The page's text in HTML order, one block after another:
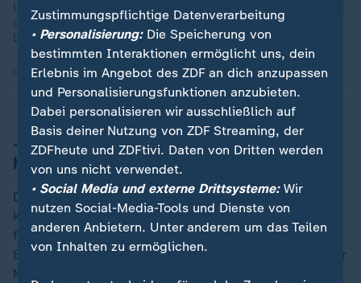
US-Präsident Donald Trump hat eine neue Sicherheitsstrategie
der USA vorgelegt, die im politischen Berlin für eine heftige
Debatte sorgt.
09.12.2025 | 2:32 min
... welche Fehler die Europäer gemacht
haben
Dass sich die USA geostrategisch neu ausrichten, sei
keine neue Idee von Trump, so Münkler. Schon sein
früherer Vorgänger Barack Obama sei 2011 zu der
Einsicht gekommen, dass die USA nicht länger zu einer
Machtposition im atlantischen und indopazifischen
Zustimmungspflichtige Datenverarbeitung
• Personalisierung:Die Speicherung von
bestimmten Interaktionen ermöglicht uns, dein
Erlebnis im Angebot des ZDF an dich anzupassen
und Personalisierungsfunktionen anzubieten.
Dabei personalisieren wir ausschließlich auf
Basis deiner Nutzung von ZDF Streaming, der
ZDFheute und ZDFtivi. Daten von Dritten werden
von uns nicht verwendet.
• Social Media und externe Drittsysteme:Wir
nutzen Social-Media-Tools und Dienste von
anderen Anbietern. Unter anderem um das Teilen
von Inhalten zu ermöglichen.